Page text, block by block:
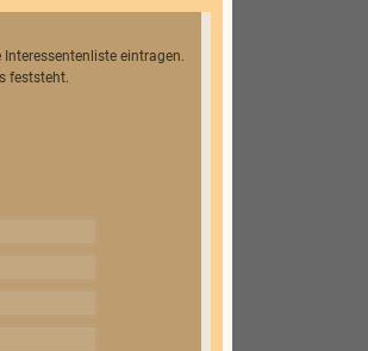
eintragen.
feststeht.